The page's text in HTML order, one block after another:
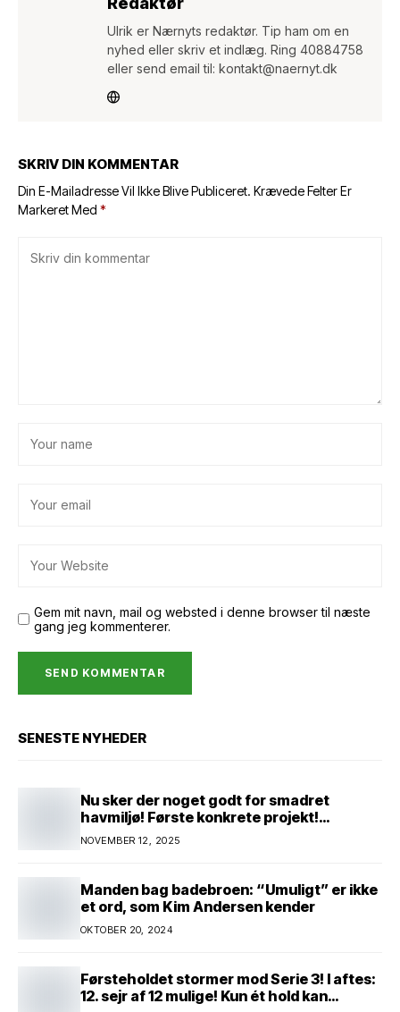
Ulrik er Nærnyts redaktør. Tip ham om en
nyhed eller skriv et indlæg. Ring 40884758
eller send email til: kontakt@naernyt.dk
SKRIV DIN KOMMENTAR
Din E-Mailadresse Vil Ikke Blive Publiceret. Krævede Felter Er
Markeret Med *
Gem mit navn, mail og websted i denne browser til næste
gang jeg kommenterer.
SENESTE NYHEDER
Nu sker der noget godt for smadret
havmiljø! Første konkrete projekt!
Genopretning af natur i lavbundsområde
ved Eltang Vig! 31 hektar! 2,5 millioner
NOVEMBER 12, 2025
Manden bag badebroen: “Umuligt” er ikke
et ord, som Kim Andersen kender
OKTOBER 20, 2024
Førsteholdet stormer mod Serie 3! I aftes:
12. sejr af 12 mulige! Kun ét hold kan